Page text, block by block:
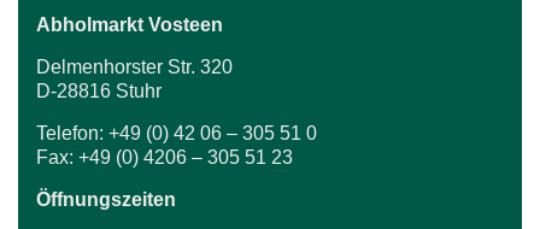
Abholmarkt Vosteen
Delmenhorster Str. 320
D-28816 Stuhr
Telefon: +49 (0) 42 06 – 305 51 0
Fax: +49 (0) 4206 – 305 51 23
Öffnungszeiten